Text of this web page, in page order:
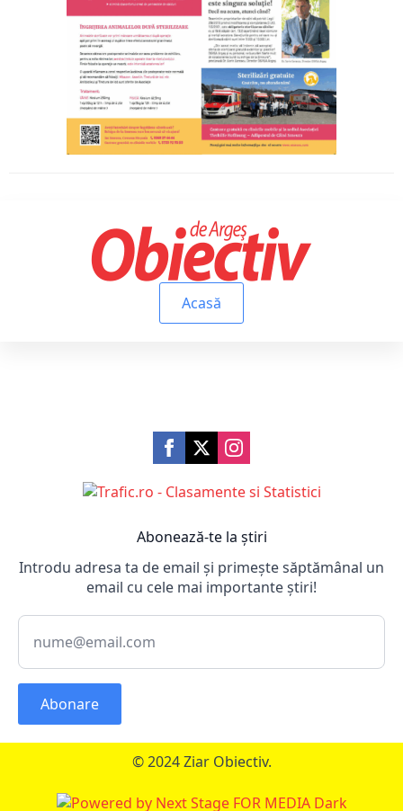
Acasă
Abonează-te la știri
Introdu adresa ta de email și primește săptămânal un
email cu cele mai importante știri!
Abonare
© 2024 Ziar Obiectiv.